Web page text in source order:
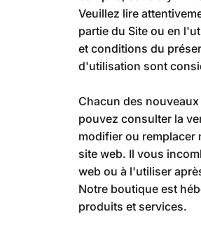
Veuillez lire
partie du Site ou en
et conditions du
d'utilisation sont
Chacun des
pouvez consulter la
modifier ou
site web. Il vous
web ou à l'utiliser
Notre boutique est
produits et services.